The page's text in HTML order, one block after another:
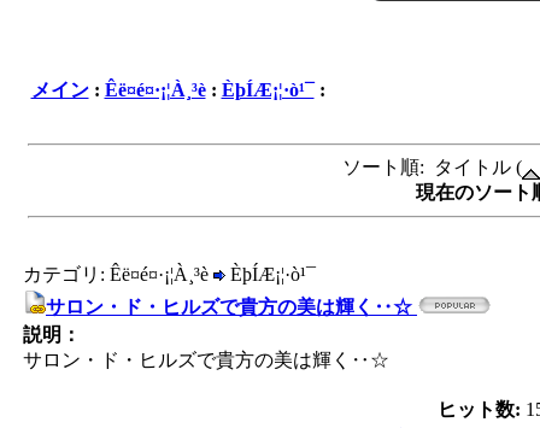
メイン: Êë¤é¤·¡¦À¸³è: ÈþÍÆ¡¦·ò¹¯:
ソート順: タイトル (
現在のソート
カテゴリ: Êë¤é¤·¡¦À¸³è
ÈþÍÆ¡¦·ò¹¯
サロン・ド・ヒルズで貴方の美は輝く‥☆
説明：
サロン・ド・ヒルズで貴方の美は輝く‥☆
ヒット数: